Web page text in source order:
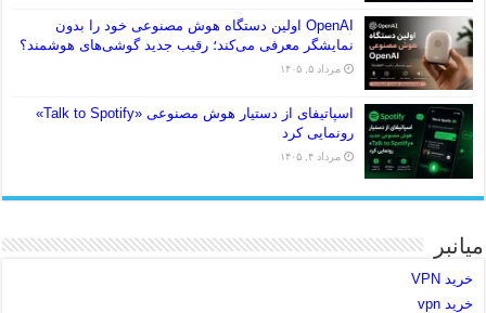
OpenAI اولین دستگاه هوش مصنوعی خود را بدون
نمایشگر معرفی می‌کند؛ رقیب جدید گوشی‌های هوشمند؟
مرداد ۵, ۱۴۰۵
اسپاتیفای از دستیار هوش مصنوعی «Talk to Spotify»
رونمایی کرد
مرداد ۴, ۱۴۰۵
میانبر
خرید VPN
خرید vpn